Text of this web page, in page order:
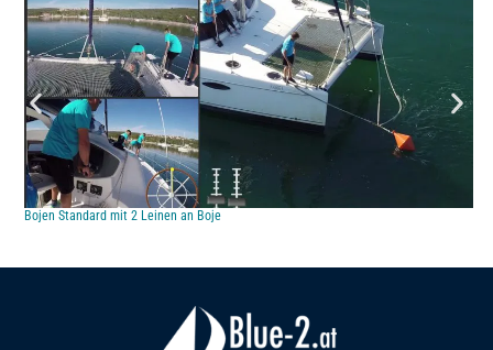
Bojen Standard mit 2 Leinen an Boje